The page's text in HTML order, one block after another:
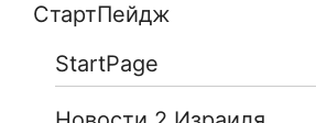
СтартПейдж
StartPage